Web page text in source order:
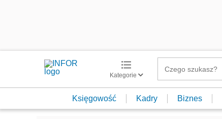
Kategorie
Księgowość Kadry Biznes